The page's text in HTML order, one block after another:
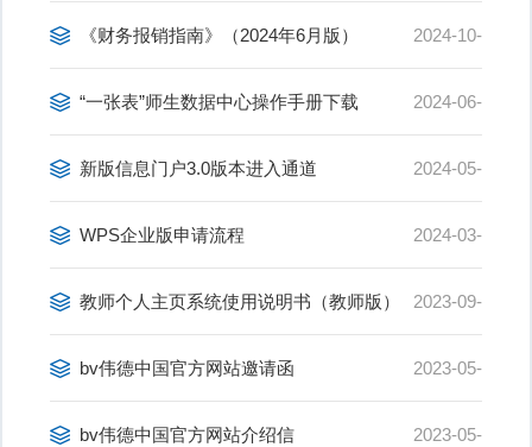
10
《财务报销指南》（2024年6月版） 2024-10-
12
“一张表”师生数据中心操作手册下载 2024-06-
06
新版信息门户3.0版本进入通道 2024-05-
11
WPS企业版申请流程 2024-03-
22
教师个人主页系统使用说明书（教师版） 2023-09-
11
bv伟德中国官方网站邀请函 2023-05-
22
bv伟德中国官方网站介绍信 2023-05-